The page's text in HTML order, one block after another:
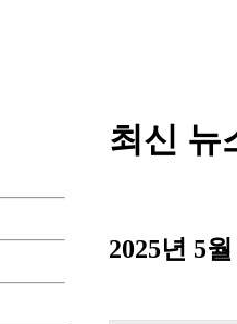
최신 뉴
2025년 5